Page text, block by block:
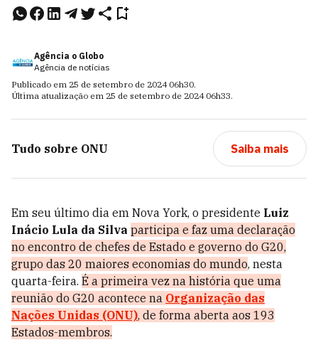
Agência o Globo
Agência de notícias
Publicado em 25 de setembro de 2024 06h30.
Última atualização em 25 de setembro de 2024 06h33.
Tudo sobre ONU Saiba mais
Em seu último dia em Nova York, o presidente Luiz
Inácio Lula da Silva participa e faz uma declaração
no encontro de chefes de Estado e governo do G20,
grupo das 20 maiores economias do mundo, nesta
quarta-feira. É a primeira vez na história que uma
reunião do G20 acontece na Organização das
Nações Unidas (ONU), de forma aberta aos 193
Estados-membros.